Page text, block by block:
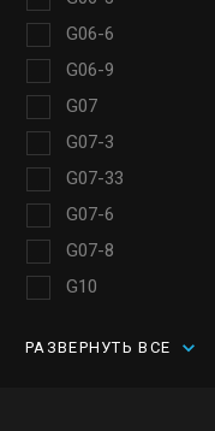
G06-6
G06-9
G07
G07-3
G07-33
G07-6
G07-8
G10
G10-6
РАЗВЕРНУТЬ ВСЕ